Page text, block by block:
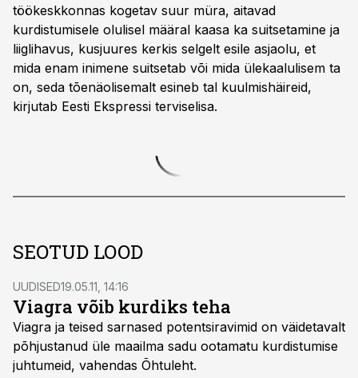
töökeskkonnas kogetav suur müra, aitavad
kurdistumisele olulisel määral kaasa ka suitsetamine ja
liiglihavus, kusjuures kerkis selgelt esile asjaolu, et
mida enam inimene suitsetab või mida ülekaalulisem ta
on, seda tõenäolisemalt esineb tal kuulmishäireid,
kirjutab Eesti Ekspressi terviselisa.
SEOTUD LOOD
UUDISED19.05.11, 14:16
Viagra võib kurdiks teha
Viagra ja teised sarnased potentsiravimid on väidetavalt
põhjustanud üle maailma sadu ootamatu kurdistumise
juhtumeid, vahendas Õhtuleht.